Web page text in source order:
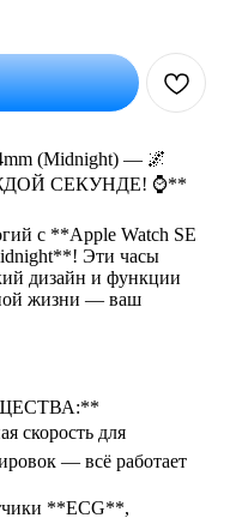
(Midnight) — 🌌
СЕКУНДЕ! ⌚**
с **Apple Watch SE
Эти часы
дизайн и функции
жизни — ваш
скорость для
— всё работает
**ECG**,